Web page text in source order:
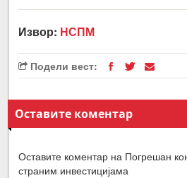
Извор: НСПМ
Подели вест:
Оставите коментар
Оставите коментар на Погрешан
страним инвестицијама